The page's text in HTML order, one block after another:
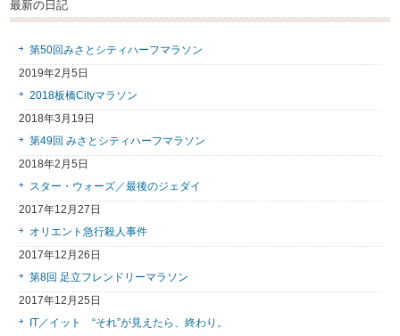
最新の日記
第50回みさとシティハーフマラソン
2019年2月5日
2018板橋Cityマラソン
2018年3月19日
第49回 みさとシティハーフマラソン
2018年2月5日
スター・ウォーズ／最後のジェダイ
2017年12月27日
オリエント急行殺人事件
2017年12月26日
第8回 足立フレンドリーマラソン
2017年12月25日
IT／イット “それ”が見えたら、終わり。